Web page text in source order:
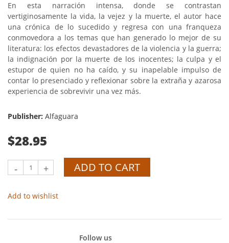
En esta narración intensa, donde se contrastan
vertiginosamente la vida, la vejez y la muerte, el autor hace
una crónica de lo sucedido y regresa con una franqueza
conmovedora a los temas que han generado lo mejor de su
literatura: los efectos devastadores de la violencia y la guerra;
la indignación por la muerte de los inocentes; la culpa y el
estupor de quien no ha caído, y su inapelable impulso de
contar lo presenciado y reflexionar sobre la extraña y azarosa
experiencia de sobrevivir una vez más.
Publisher: Alfaguara
$28.95
- + ADD TO CART
Add to wishlist
Follow us